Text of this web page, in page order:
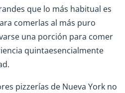
que lo más habitual es
comerlas al más puro
una porción para comer
quintaesencialmente
pizzerías de Nueva York no